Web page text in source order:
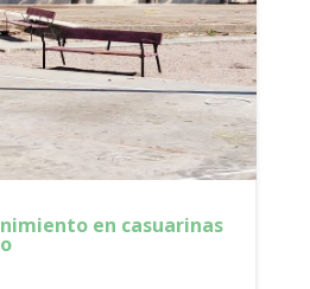
en casuarinas